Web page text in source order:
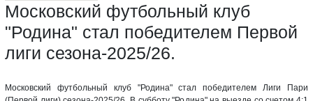
Московский футбольный клуб
"Родина" стал победителем Первой
лиги сезона-2025/26.
Московский футбольный клуб "Родина" стал победителем Лиги Пари